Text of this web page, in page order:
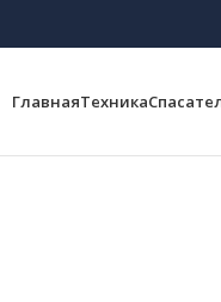
ГлавнаяТехника